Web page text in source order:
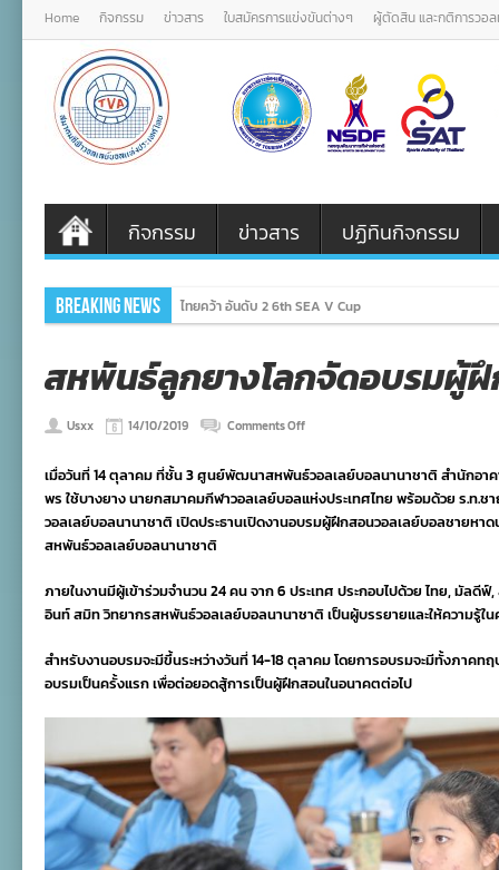
Home กิจกรรม ข่าวสาร ใบสมัครการแข่งขันต่างๆ ผู้ตัดสิน และกติการวอ
กิจกรรม ข่าวสาร ปฏิทินกิจกรรม
Breaking News ไทยคว้า อันดับ 2 6th SEA V Cup
สหพันธ์ลูกยางโลกจัดอบรมผู้
Usxx 14/10/2019 Comments Offon
ยาง
โลก
อบรม
ชายหาด
เมื่อวันที่ 14 ตุลาคม ที่ชั้น 3 ศูนย์พัฒนาสหพันธ์วอลเลย์บอลนานาชาติ สำนักอา
พร ใช้บางยาง นายกสมาคมกีฬาวอลเลย์บอลแห่งประเทศไทย พร้อมด้วย ร.ท.
วอลเลย์บอลนานาชาติ เปิดประธานเปิดงานอบรมผู้ฝึกสอนวอลเลย์บอลชายหา
สหพันธ์วอลเลย์บอลนานาชาติ
ภายในงานมีผู้เข้าร่วมจำนวน 24 คน จาก 6 ประเทศ ประกอบไปด้วย ไทย, มัลดีฟ์,
อินท์ สมิท วิทยากรสหพันธ์วอลเลย์บอลนานาชาติ เป็นผู้บรรยายและให้ความรู้ใ
สำหรับงานอบรมจะมีขึ้นระหว่างวันที่ 14-18 ตุลาคม โดยการอบรมจะมีทั้งภาคท
อบรมเป็นครั้งแรก เพื่อต่อยอดสู้การเป็นผู้ฝึกสอนในอนาคตต่อไป